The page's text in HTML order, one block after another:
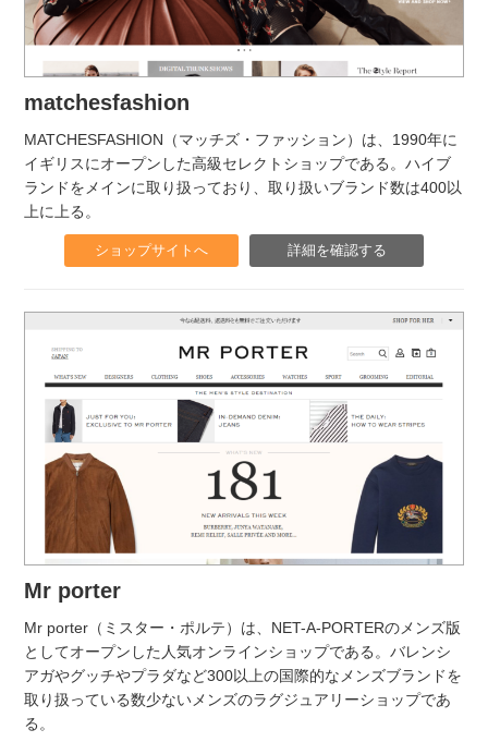
matchesfashion
MATCHESFASHION（マッチズ・ファッション）は、1990年に
イギリスにオープンした高級セレクトショップである。ハイブ
ランドをメインに取り扱っており、取り扱いブランド数は400以
上に上る。
ショップサイトへ 詳細を確認する
Mr porter
Mr porter（ミスター・ポルテ）は、NET-A-PORTERのメンズ版
としてオープンした人気オンラインショップである。バレンシ
アガやグッチやプラダなど300以上の国際的なメンズブランドを
取り扱っている数少ないメンズのラグジュアリーショップであ
る。